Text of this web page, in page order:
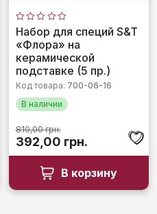
Оценка
0
из
Набор для специй S&T
«Флора» на
керамической
подставке (5 пр.)
Код товара: 700-06-16
В наличии
810,00грн.
Первоначальная
цена
составляла
810,00 грн..
392,00 грн.Текущая
цена:
392,00
В корзину